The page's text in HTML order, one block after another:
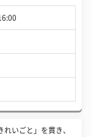
れいごと」を貫き、